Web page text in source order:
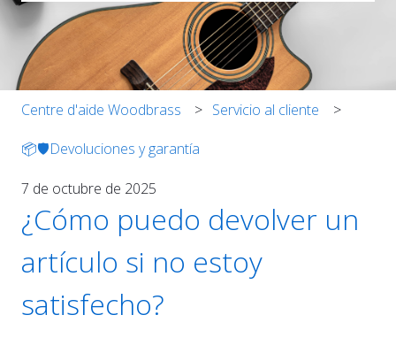
No hay sugerencias porque el campo de búsqueda
Centre d'aide Woodbrass Servicio al cliente
📦🛡️Devoluciones y garantía
7 de octubre de 2025
¿Cómo puedo devolver un
artículo si no estoy
satisfecho?